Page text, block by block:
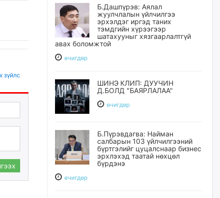
зүйлс
Б.Дашпүрэв: Аялал
жуулчлалын үйлчилгээ
эрхэлдэг иргэд таних
тэмдгийн хүрээгээр
шатахууныг хязгаарлалтгүй
авах боломжтой
өчигдѳр
ШИНЭ КЛИП: ДУУЧИН
Д.БОЛД "БАЯРЛАЛАА"
өчигдѳр
Б.Пүрэвдагва: Найман
салбарын 103 үйлчилгээний
бүртгэлийг цуцалснаар бизнес
эрхлэхэд таатай нөхцөл
бүрдэнэ
өчигдѳр